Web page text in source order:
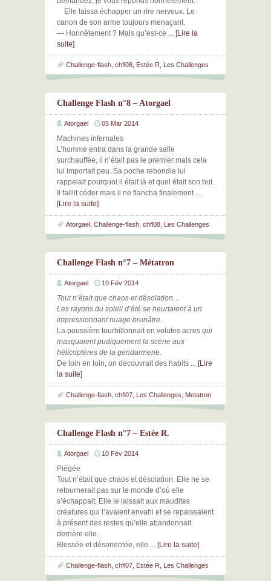
Elle laissa échapper un rire nerveux. Le
canon de son arme toujours menaçant.
— Honnêtement ? Mais qu’est-ce ... [Lire la
suite]
Challenge-flash chfl08 Estée R Les Challenges
Challenge Flash n°8 – Atorgael
Atorgael 05 Mar 2014
Machines infernales
L’homme entra dans la grande salle
surchauffée, il n’était pas le premier mais cela
lui importait peu. Sa poche rebondie lui
rappelait pourquoi il était là et quel était son but.
Il faillit céder mais il ne flancha finalement ...
[Lire la suite]
Atorgael Challenge-flash chfl08 Les Challenges
Challenge Flash n°7 – Métatron
Atorgael 10 Fév 2014
Tout n’était que chaos et désolation…
Les rayons du soleil d’été se heurtaient à un
impressionnant nuage brunâtre.
La poussière tourbillonnait en volutes acres qui
masquaient pudiquement la scène aux
hélicoptères de la gendarmerie.
De loin en loin, on découvrait des habits ... [Lire
la suite]
Challenge-flash chfl07 Les Challenges Metatron
Challenge Flash n°7 – Estée R.
Atorgael 10 Fév 2014
Piégée
Tout n’était que chaos et désolation. Elle ne se
retournerait pas sur le monde d’où elle
s’échappait. Elle le laissait aux maudites
créatures qui l’avaient envahi et se repaissaient
à présent des restes qu’elle abandonnait
derrière elle.
Blessée et désorientée, elle ... [Lire la suite]
Challenge-flash chfl07 Estée R Les Challenges